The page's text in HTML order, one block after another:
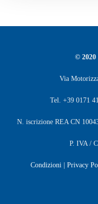
© 2020
Via
Tel. +39 0171
N. iscrizione REA CN
P. IVA /
Condizioni| Privacy